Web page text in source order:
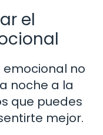
el
no
noche a la
que puedes
mejor.